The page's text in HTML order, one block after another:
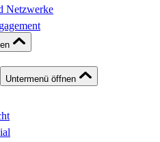
Netzwerke
Untermenü öffnen